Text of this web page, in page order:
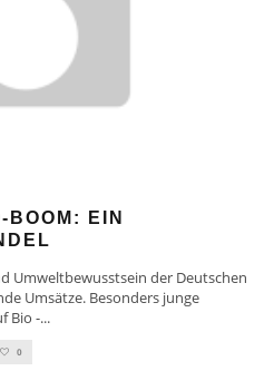
BOOM: EIN
Umweltbewusstsein der Deutschen
Umsätze. Besonders junge
Bio -...
0